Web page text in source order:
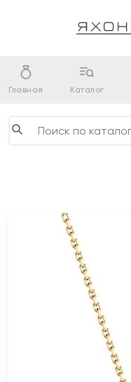
Главная Каталог